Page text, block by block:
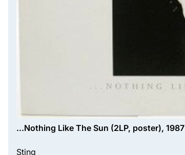
...Nothing Like The Sun (2LP, poster), 1987
Sting